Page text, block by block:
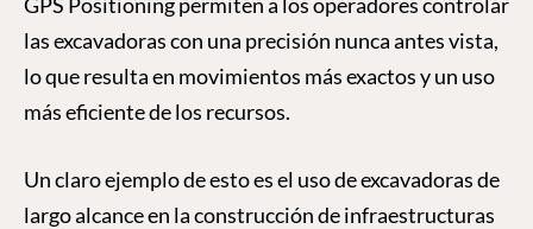
las excavadoras con una precisión nunca antes vista,
lo que resulta en movimientos más exactos y un uso
más eficiente de los recursos.
Un claro ejemplo de esto es el uso de excavadoras de
largo alcance en la construcción de infraestructuras